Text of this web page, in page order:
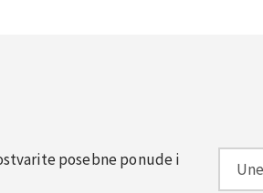
posebne ponude i